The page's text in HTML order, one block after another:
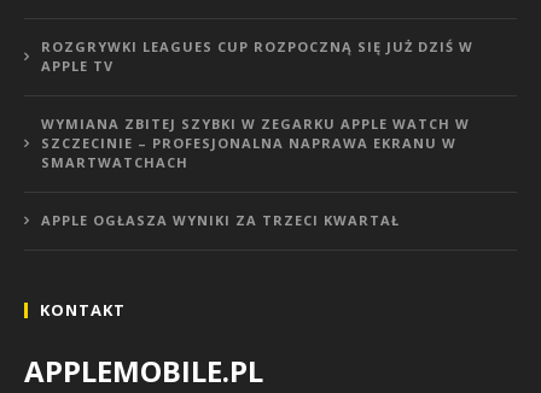
ROZGRYWKI LEAGUES CUP ROZPOCZNĄ SIĘ JUŻ DZIŚ W
APPLE TV
WYMIANA ZBITEJ SZYBKI W ZEGARKU APPLE WATCH W
SZCZECINIE – PROFESJONALNA NAPRAWA EKRANU W
SMARTWATCHACH
APPLE OGŁASZA WYNIKI ZA TRZECI KWARTAŁ
KONTAKT
APPLEMOBILE.PL